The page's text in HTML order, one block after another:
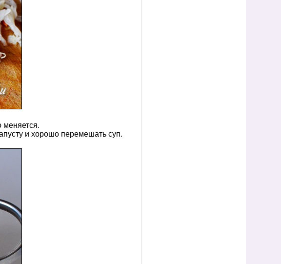
меняется.
и хорошо перемешать суп.